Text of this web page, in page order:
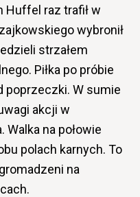
Huffel raz trafił w
wybronił
strzałem
Piłka po próbie
poprzeczki. W sumie
akcji w
na połowie
polach karnych. To
na